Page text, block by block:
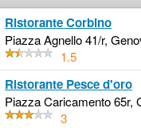
Ristorante Corbino
Piazza Agnello 41/r,
1.5
Ristorante Pesce d'oro
Piazza Caricamento 65r,
3